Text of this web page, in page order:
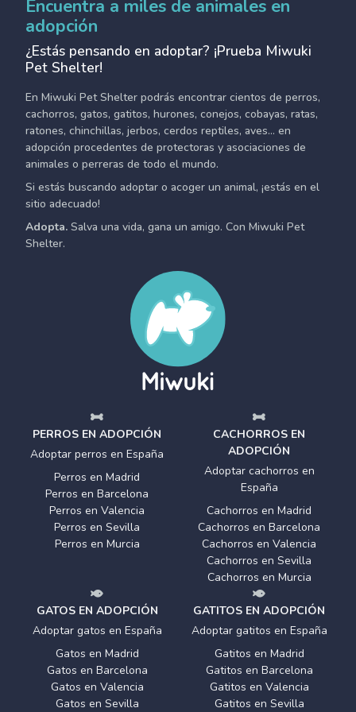
Encuentra a miles de animales en
adopción
¿Estás pensando en adoptar? ¡Prueba Miwuki
Pet Shelter!
En Miwuki Pet Shelter podrás encontrar cientos de perros,
cachorros, gatos, gatitos, hurones, conejos, cobayas, ratas,
ratones, chinchillas, jerbos, cerdos reptiles, aves... en
adopción procedentes de protectoras y asociaciones de
animales o perreras de todo el mundo.
Si estás buscando adoptar o acoger un animal, ¡estás en el
sitio adecuado!
Adopta. Salva una vida, gana un amigo. Con Miwuki Pet
Shelter.
PERROS EN ADOPCIÓN
Adoptar perros en España
Perros en Madrid
Perros en Barcelona
Perros en Valencia
Perros en Sevilla
Perros en Murcia
CACHORROS EN
ADOPCIÓN
Adoptar cachorros en
España
Cachorros en Madrid
Cachorros en Barcelona
Cachorros en Valencia
Cachorros en Sevilla
Cachorros en Murcia
GATOS EN ADOPCIÓN
Adoptar gatos en España
Gatos en Madrid
Gatos en Barcelona
Gatos en Valencia
Gatos en Sevilla
GATITOS EN ADOPCIÓN
Adoptar gatitos en España
Gatitos en Madrid
Gatitos en Barcelona
Gatitos en Valencia
Gatitos en Sevilla